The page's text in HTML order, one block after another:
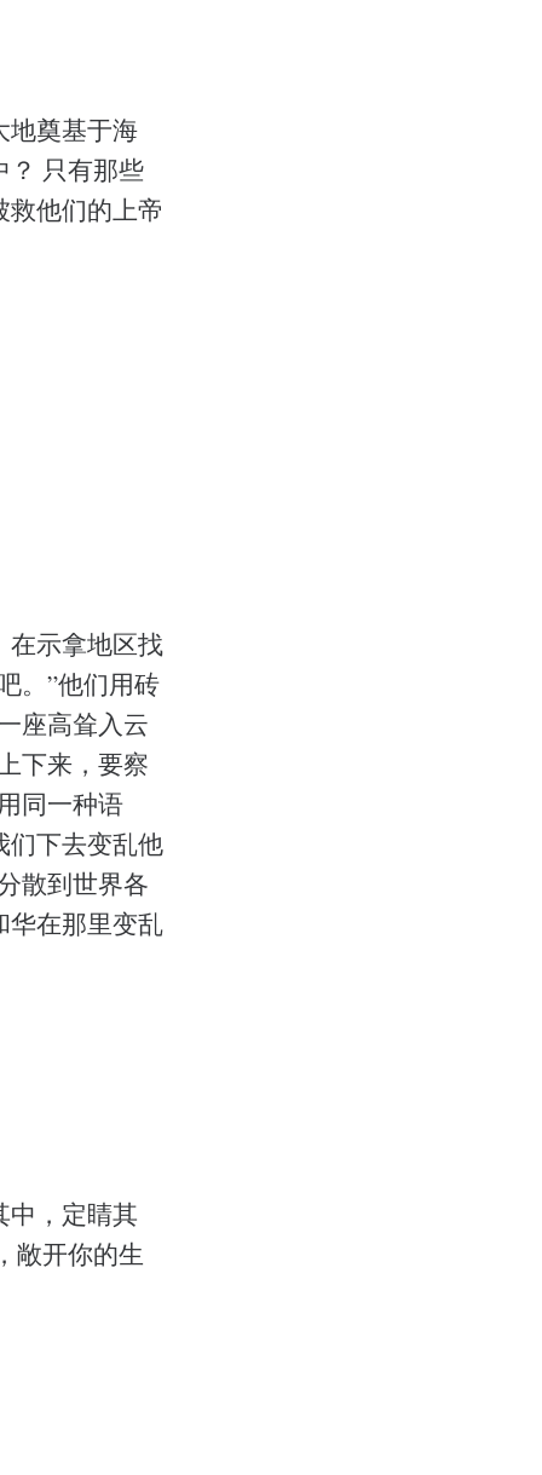
地奠基于海
？ 只有那些
他们的上帝
在示拿地区找
。”他们用砖
座高耸入云
下来，要察
同一种语
们下去变乱他
散到世界各
华在那里变乱
，定睛其
开你的生